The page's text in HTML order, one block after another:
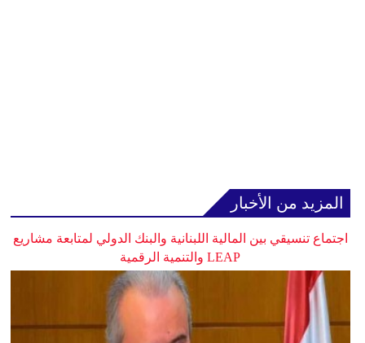
المزيد من الأخبار
اجتماع تنسيقي بين المالية اللبنانية والبنك الدولي لمتابعة مشاريع
LEAP والتنمية الرقمية